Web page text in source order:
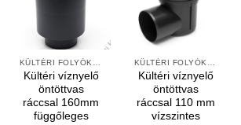
Kültéri víznyelő
öntöttvas
ráccsal 160mm
függőleges
Kültéri víznyelő
öntöttvas
ráccsal 110 mm
vízszintes